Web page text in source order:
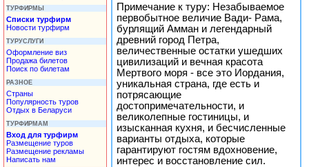
ТУРФИРМЫ
Списки турфирм
Новости турфирм
ТУРУСЛУГИ
Оформление виз
Продажа билетов
Поиск по билетам
РАЗНОЕ
Страны
Популярность туров
Отдых в Беларуси
ТУРФИРМАМ
Вход для турфирм
Размещение туров
Размещение рекламы
Написать нам
Примечание к туру: Незабываемое
первобытное величие Вади- Рама,
бурлящий Амман и легендарный
древний город Петра,
величественные остатки ушедших
цивилизаций и вечная красота
Мертвого моря - все это Иордания,
уникальная страна, где есть и
потрясающие
достопримечательности, и
великолепные гостиницы, и
изысканная кухня, и бесчисленные
варианты отдыха, которые
гарантируют гостям вдохновение,
интерес и восстановление сил.